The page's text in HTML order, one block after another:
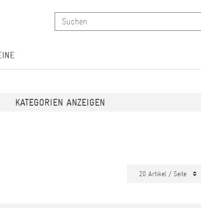
KATEGORIEN ANZEIGEN